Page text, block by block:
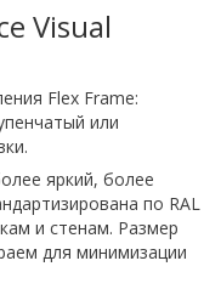
Visual
Flex Frame:
или
яркий, более
по RAL
и стенам. Размер
для минимизации